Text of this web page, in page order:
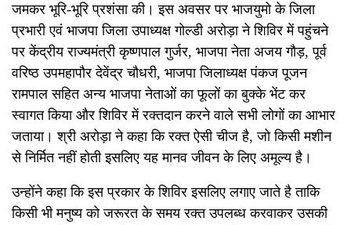
जमकर भूरि-भूरि प्रशंसा की। इस अवसर पर भाजयुमो के जिला
प्रभारी एवं भाजपा जिला उपाध्यक्ष गोल्डी अरोड़ा ने शिविर में पहुंचने
पर केंद्रीय राज्यमंत्री कृष्णपाल गुर्जर, भाजपा नेता अजय गौड़, पूर्व
वरिष्ठ उपमहापौर देवेंद्र चौधरी, भाजपा जिलाध्यक्ष पंकज पूजन
रामपाल सहित अन्य भाजपा नेताओं का फूलों का बुक्के भेंट कर
स्वागत किया और शिविर में रक्तदान करने वाले सभी लोगों का आभार
जताया। श्री अरोड़ा ने कहा कि रक्त ऐसी चीज है, जो किसी मशीन
से निर्मित नहीं होती इसलिए यह मानव जीवन के लिए अमूल्य है।
उन्होंने कहा कि इस प्रकार के शिविर इसलिए लगाए जाते है ताकि
किसी भी मनुष्य को जरूरत के समय रक्त उपलब्ध करवाकर उसकी